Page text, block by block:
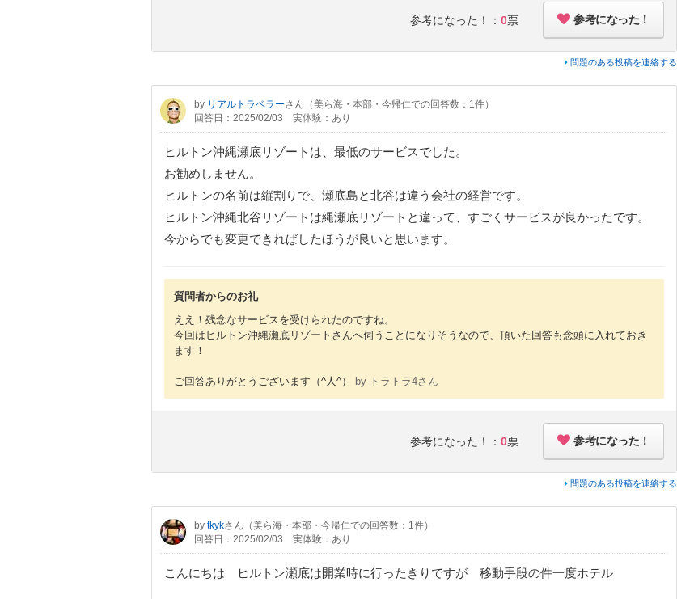
参考になった！： 0票 参考になった！
問題のある投稿を連絡する
by リアルトラベラーさん（美ら海・本部・今帰仁での回答数：1件）
回答日：2025/02/03
実体験：あり
ヒルトン沖縄瀬底リゾートは、最低のサービスでした。
お勧めしません。
ヒルトンの名前は縦割りで、瀬底島と北谷は違う会社の経営です。
ヒルトン沖縄北谷リゾートは縄瀬底リゾートと違って、すごくサービスが良かったです。
今からでも変更できればしたほうが良いと思います。
質問者からのお礼
ええ！残念なサービスを受けられたのですね。
今回はヒルトン沖縄瀬底リゾートさんへ伺うことになりそうなので、頂いた回答も念頭に入れておき
ます！
ご回答ありがとうございます（^人^） by トラトラ4さん
参考になった！： 0票 参考になった！
問題のある投稿を連絡する
by tkykさん（美ら海・本部・今帰仁での回答数：1件）
回答日：2025/02/03
実体験：あり
こんにちは ヒルトン瀬底は開業時に行ったきりですが 移動手段の件一度ホテル